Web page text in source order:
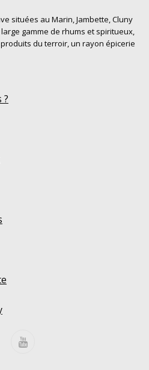
situées au Marin, Jambette, Cluny
gamme de rhums et spiritueux,
du terroir, un rayon épicerie
?